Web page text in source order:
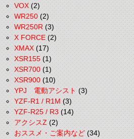
VOX(2)
WR250(2)
WR250R(3)
X FORCE(2)
XMAX(17)
XSR155(1)
XSR700(1)
XSR900(10)
YPJ 電動アシスト(3)
YZF-R1 / R1M(3)
YZF-R25 / R3(14)
アクシスZ(2)
おススメ・ご案内など(34)